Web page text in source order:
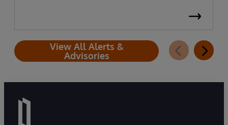
View All Alerts &
Advisories